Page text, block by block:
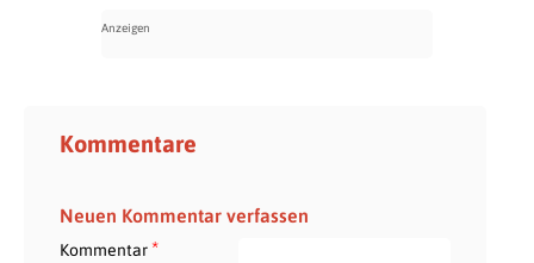
Kommentare
Neuen Kommentar verfassen
Kommentar*